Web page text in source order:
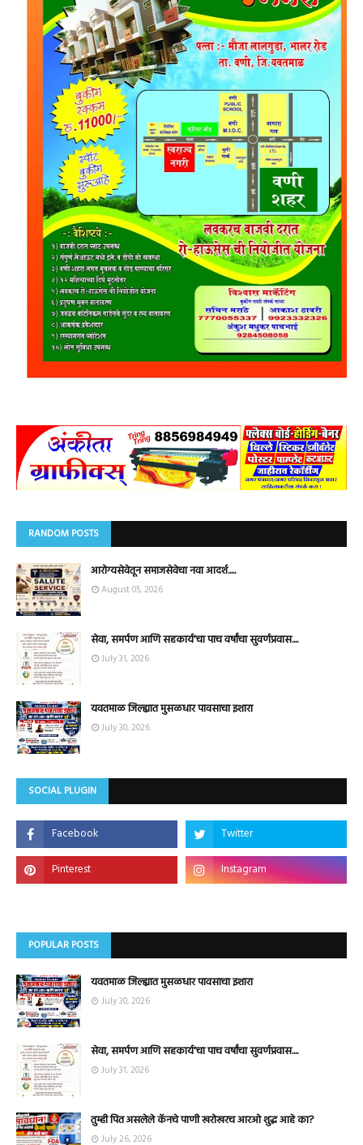
RANDOM POSTS
आरोग्यसेवेतून समाजसेवेचा नवा आदर्श.....
August 05, 2026
सेवा, समर्पण आणि सहकार्य'चा पाच वर्षांचा सुवर्णप्रवास....
July 31, 2026
यवतमाळ जिल्ह्यात मुसळधार पावसाचा इशारा
July 30, 2026
SOCIAL PLUGIN
POPULAR POSTS
यवतमाळ जिल्ह्यात मुसळधार पावसाचा इशारा
July 30, 2026
सेवा, समर्पण आणि सहकार्य'चा पाच वर्षांचा सुवर्णप्रवास....
July 31, 2026
तुम्ही पित असलेले कॅनचे पाणी खरोखरच आरओ शुद्ध आहे का?
July 26, 2026